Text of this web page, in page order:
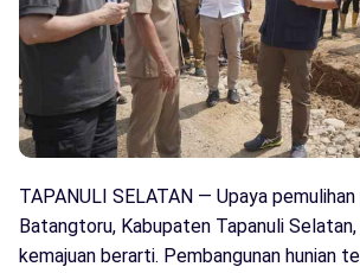
TAPANULI SELATAN — Upaya
Batangtoru, Kabupaten Tapanuli
kemajuan berarti. Pembangunan hunian